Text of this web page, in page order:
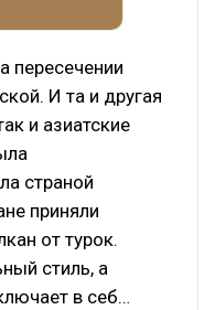
пересечении
И та и другая
и азиатские
страной
приняли
от турок.
стиль, а
в себ…